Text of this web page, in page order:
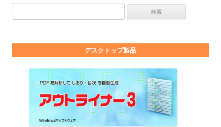
デスクトップ製品